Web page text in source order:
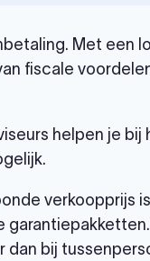
Met een
fiscale
helpen je bij
verkoopprijs
dan bij